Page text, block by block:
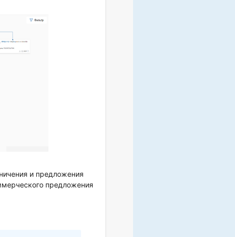
и предложения
предложения